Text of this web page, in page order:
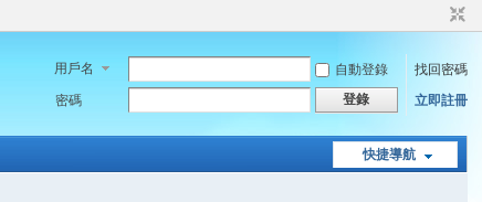
用戶名 自動登錄
找回密碼
密碼
登錄 立即註冊
快捷導航